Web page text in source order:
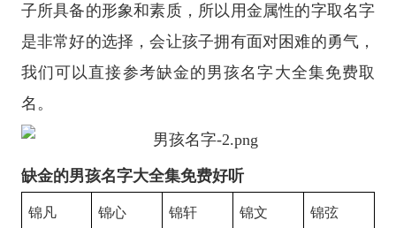
子所具备的形象和素质，所以用金属性的字取名字
是非常好的选择，会让孩子拥有面对困难的勇气，
我们可以直接参考缺金的男孩名字大全集免费取
名。
缺金的男孩名字大全集免费好听
锦凡 锦心 锦轩 锦文 锦弦